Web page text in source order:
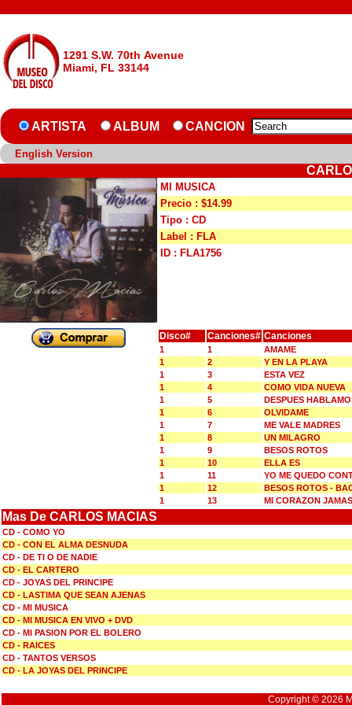
1291 S.W. 70th Avenue
Miami, FL 33144
ARTISTA ALBUM CANCION
English Version
MI MUSICA
Precio : $14.99
Tipo : CD
Label : FLA
ID : FLA1756
Disco# Canciones# Canciones
1 1
AMAME
1
2
Y EN LA PLAYA
1
3
ESTA VEZ
1
4
COMO VIDA NUEVA
1
5
DESPUES
1
6
OLVIDAME
1
7
ME VALE MADRES
1
8
UN MILAGRO
1
9
BESOS ROTOS
1
10
ELLA ES
1
11
YO ME QUEDO
1
12
BESOS ROTOS -
1
13 MI CORAZON JAMAS
Mas De CARLOS MACIAS
CD - COMO YO
CD - CON EL ALMA DESNUDA
CD - DE TI O DE NADIE
CD - EL CARTERO
CD - JOYAS DEL PRINCIPE
CD - LASTIMA QUE SEAN AJENAS
CD - MI MUSICA
CD - MI MUSICA EN VIVO + DVD
CD - MI PASION POR EL BOLERO
CD - RAICES
CD - TANTOS VERSOS
CD - LA JOYAS DEL PRINCIPE
Copyright © 2026